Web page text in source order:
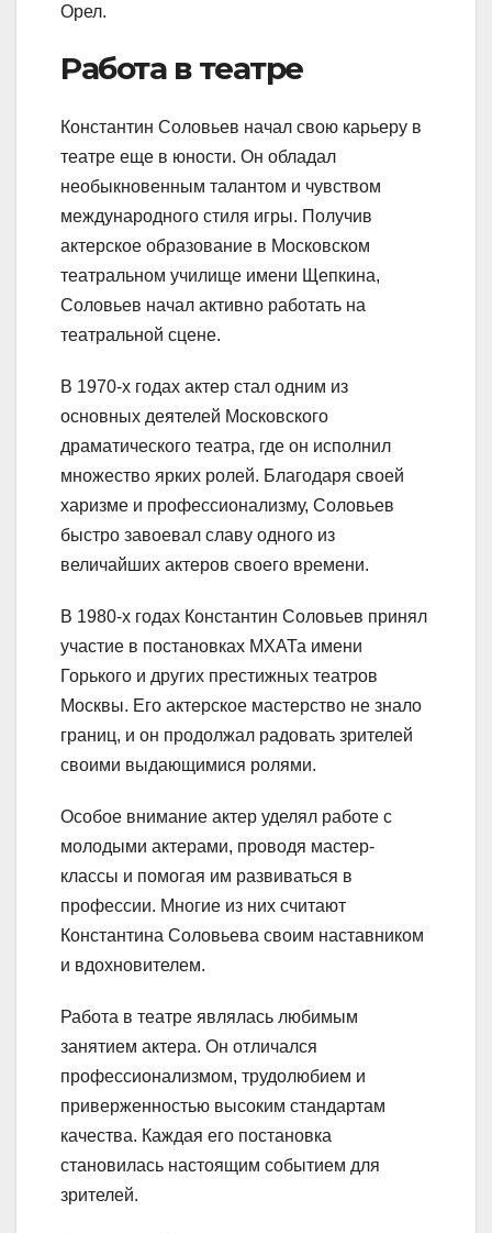
Орел.
Работа в театре
Константин Соловьев начал свою карьеру в
театре еще в юности. Он обладал
необыкновенным талантом и чувством
международного стиля игры. Получив
актерское образование в Московском
театральном училище имени Щепкина,
Соловьев начал активно работать на
театральной сцене.
В 1970-х годах актер стал одним из
основных деятелей Московского
драматического театра, где он исполнил
множество ярких ролей. Благодаря своей
харизме и профессионализму, Соловьев
быстро завоевал славу одного из
величайших актеров своего времени.
В 1980-х годах Константин Соловьев принял
участие в постановках МХАТа имени
Горького и других престижных театров
Москвы. Его актерское мастерство не знало
границ, и он продолжал радовать зрителей
своими выдающимися ролями.
Особое внимание актер уделял работе с
молодыми актерами, проводя мастер-
классы и помогая им развиваться в
профессии. Многие из них считают
Константина Соловьева своим наставником
и вдохновителем.
Работа в театре являлась любимым
занятием актера. Он отличался
профессионализмом, трудолюбием и
приверженностью высоким стандартам
качества. Каждая его постановка
становилась настоящим событием для
зрителей.